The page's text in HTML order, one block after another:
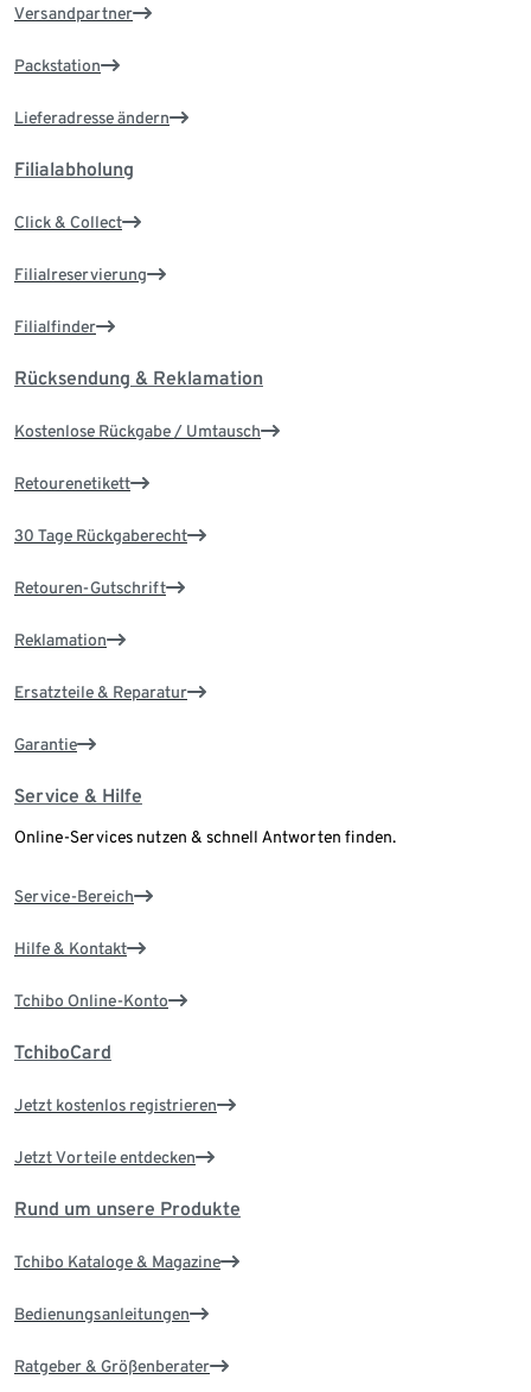
Versandpartner
Packstation
Lieferadresse ändern
Filialabholung
Click & Collect
Filialreservierung
Filialfinder
Rücksendung & Reklamation
Kostenlose Rückgabe / Umtausch
Retourenetikett
30 Tage Rückgaberecht
Retouren-Gutschrift
Reklamation
Ersatzteile & Reparatur
Garantie
Service & Hilfe
Online-Services nutzen & schnell Antworten finden.
Service-Bereich
Hilfe & Kontakt
Tchibo Online-Konto
TchiboCard
Jetzt kostenlos registrieren
Jetzt Vorteile entdecken
Rund um unsere Produkte
Tchibo Kataloge & Magazine
Bedienungsanleitungen
Ratgeber & Größenberater